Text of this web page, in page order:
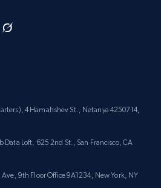
4 Hamahshev St., Netanya 4250714,
Data Loft, 625 2nd St., San Francisco, CA
9th Floor Office 9A1234, New York, NY